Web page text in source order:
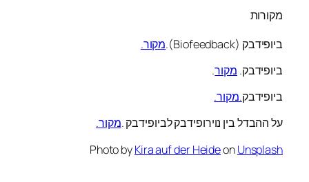
מקורות
ביופידבק (Biofeedback).
מקור.
ביופידבק. מקור.
ביופידבק.מקור.
על ההבדל בין נוירופידבק לביופידבק .מקור.
Photo byKira auf der HeideonUnsplash